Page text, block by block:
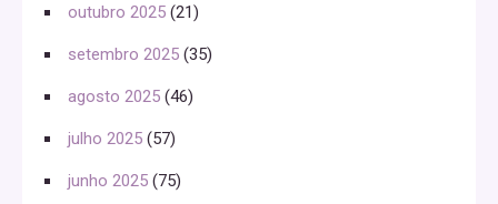
outubro 2025 (21)
setembro 2025 (35)
agosto 2025 (46)
julho 2025 (57)
junho 2025 (75)